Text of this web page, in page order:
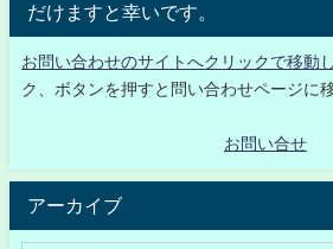
だけますと幸いです。
お問い合わせのサイトへクリックで移動
ク、ボタンを押すと問い合わせページに
お問い合せ
アーカイブ